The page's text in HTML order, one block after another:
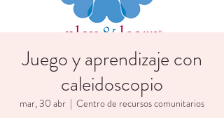
Juego y aprendizaje con
caleidoscopio
mar, 30 abr
  |
Centro de recursos comunitarios